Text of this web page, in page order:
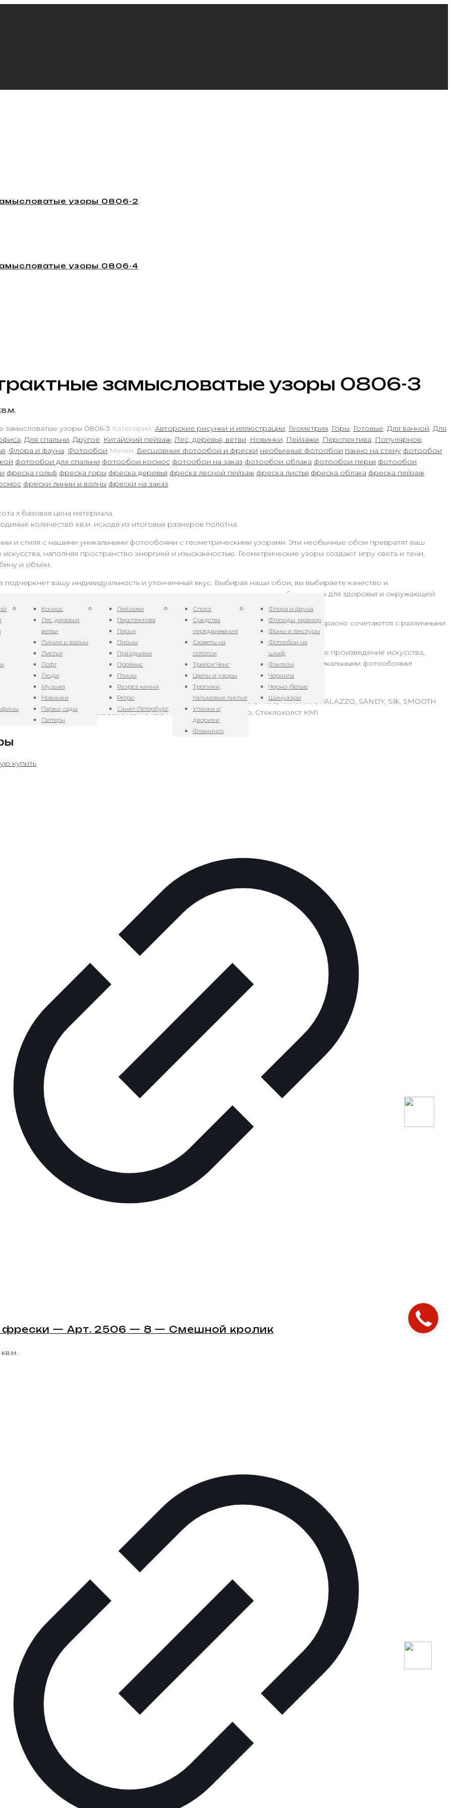
Космос
Лес, деревья,
ветви
Линии и волны
Листья
Лофт
Люди
Музыка
Новинки
Парки, сады
Паттерн
Пейзажи
Перспектива
Перья
Пионы
Праздники
Прованс
Птицы
Разрез камня
Ретро
Санкт-Петербург
Спорт
Средства
передвижения
Сюжеты на
потолок
Трейси Ченг
Цветы и узоры
Тропики,
пальмовые листья
Улочки и
дворики
Фламинго
Флора и фауна
Флюиды, мрамор
Фоны и текстуры
Фотообои на
шкаф
Фэнтези
Чернила
Черно-белые
Шинуазри
узоры 0806-2
узоры 0806-4
замысловатые узоры 0806-3
замысловатые узоры 0806-3 Категорий: Авторские рисунки и иллюстрации, Геометрия, Горы, Готовые, Для ванной, Для
, Для спальни, Другое, Китайский пейзаж,Лес, деревья, ветви, Новинки, Пейзажи, Перспектива, Популярное,
, Флора и фауна, Фотообои Метки: Бесшовные фотообои и фрески необычные фотообои панно на стену фотообои
фотообои для спальни фотообои космос фотообои на заказ фотообои облака фотообои перья фотообои
фреска гольф фреска горы фреска деревья фреска лесной пейзаж фреска листья фреска облака фреска пейзаж
фрески линии и волны фрески на заказ
х базовая цена материала.
количество кв.м. исходя из итоговых размеров полотна.
и стиля с нашими уникальными фотообоями с геометрическими узорами. Эти необычные обои превратят ваш
наполняя пространство энергией и изысканностью. Геометрические узоры создают игру света и тени,
и объем.
вашу индивидуальность и утонченный вкус. Выбирая наши обои, вы выбираете качество и
только экологически чистые материалы высокого качества, которые безопасны для здоровья и окружающей
акцентом в любом помещении – будь то гостиная, спальня или офис. Они прекрасно сочетаются с различными
до элегантной классики.
с геометрическими узорами, вы получаете не просто стеновое покрытие, а настоящее произведение искусства,
пространство. Позвольте себе окунуться в мир гармонии и красоты с нашими уникальными фотообоями!
BRILLO PEARL, CEMENTO, DUNA, Gold Light, Jakard, MANHATTAN, Mare, NIRVANA, PALAZZO, SANDY, Silk, SMOOTH
ЛАЙТ Эконом, Поталь Золото, Поталь Медь, Поталь Серебро, Стеклохолст КМ1
— Арт. 2506 — 8 — Смешной кролик
кв.м.